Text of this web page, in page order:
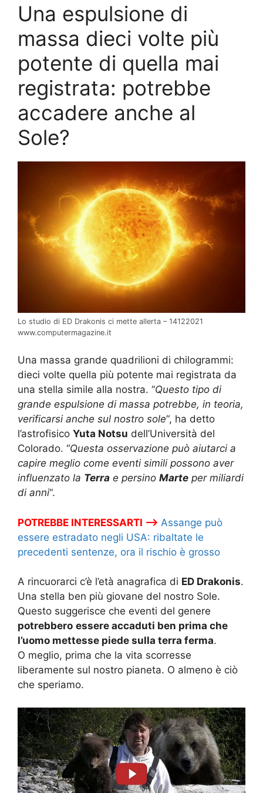
Una espulsione di
massa dieci volte più
potente di quella mai
registrata: potrebbe
accadere anche al
Sole?
Lo studio di ED Drakonis ci mette allerta – 14122021
www.computermagazine.it
Una massa grande quadrilioni di chilogrammi:
dieci volte quella più potente mai registrata da
una stella simile alla nostra. “Questo tipo di
grande espulsione di massa potrebbe, in teoria,
verificarsi anche sul nostro sole“, ha detto
l’astrofisico Yuta Notsu dell’Università del
Colorado. “Questa osservazione può aiutarci a
capire meglio come eventi simili possono aver
influenzato la Terra e persino Marte per miliardi
di anni“.
POTREBBE INTERESSARTI –> Assange può
essere estradato negli USA: ribaltate le
precedenti sentenze, ora il rischio è grosso
A rincuorarci c’è l’età anagrafica di ED Drakonis.
Una stella ben più giovane del nostro Sole.
Questo suggerisce che eventi del genere
potrebbero essere accaduti ben prima che
l’uomo mettesse piede sulla terra ferma.
O meglio, prima che la vita scorresse
liberamente sul nostro pianeta. O almeno è ciò
che speriamo.